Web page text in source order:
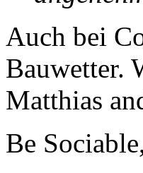
Auch bei
Bauwetter.
Matthias
Be